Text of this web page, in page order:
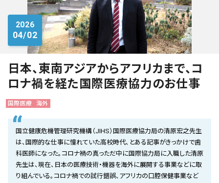
栄養健康レシピ
医療系学生記事
健康川柳
DRP医療情報館とは?
会社概要
お知らせ
お問い合わせ
2026
04/02
日本、東南アジアからアフリカまで、コ
ロナ禍を経た国際医療協力のお仕事
国際医療 海外
国立健康危機管理研究機構（JIHS）国際医療協力局の清原宏之先生
は、国際的な仕事に憧れていた高校時代、とある記事がきっかけで歯
科医師になった。コロナ禍の真っただ中に国際協力局に入職した清原
先生は、現在、日本の医療技術・機器を海外に展開する事業などに取
り組んでいる。コロナ禍での試行錯誤、アフリカの口腔保健事業など